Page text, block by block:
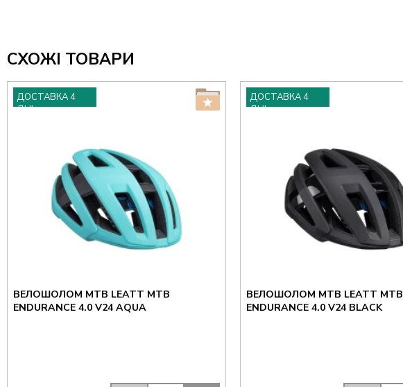
СХОЖІ ТОВАРИ
ДОСТАВКА 4
ДНІ
ВЕЛОШОЛОМ MTB LEATT MTB
ENDURANCE 4.0 V24 AQUA
ДОСТАВКА 4
ДНІ
ВЕЛОШОЛОМ MTB LEATT MTB
ENDURANCE 4.0 V24 BLACK